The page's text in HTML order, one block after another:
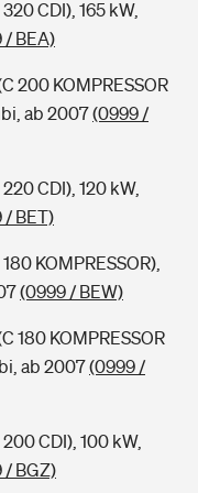
CDI), 165 kW,
/ BEA)
200 KOMPRESSOR
ab 2007(0999 /
CDI), 120 kW,
/ BET)
KOMPRESSOR),
(0999 / BEW)
180 KOMPRESSOR
ab 2007(0999 /
CDI), 100 kW,
/ BGZ)